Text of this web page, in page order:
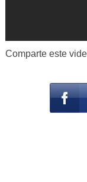
Comparte este